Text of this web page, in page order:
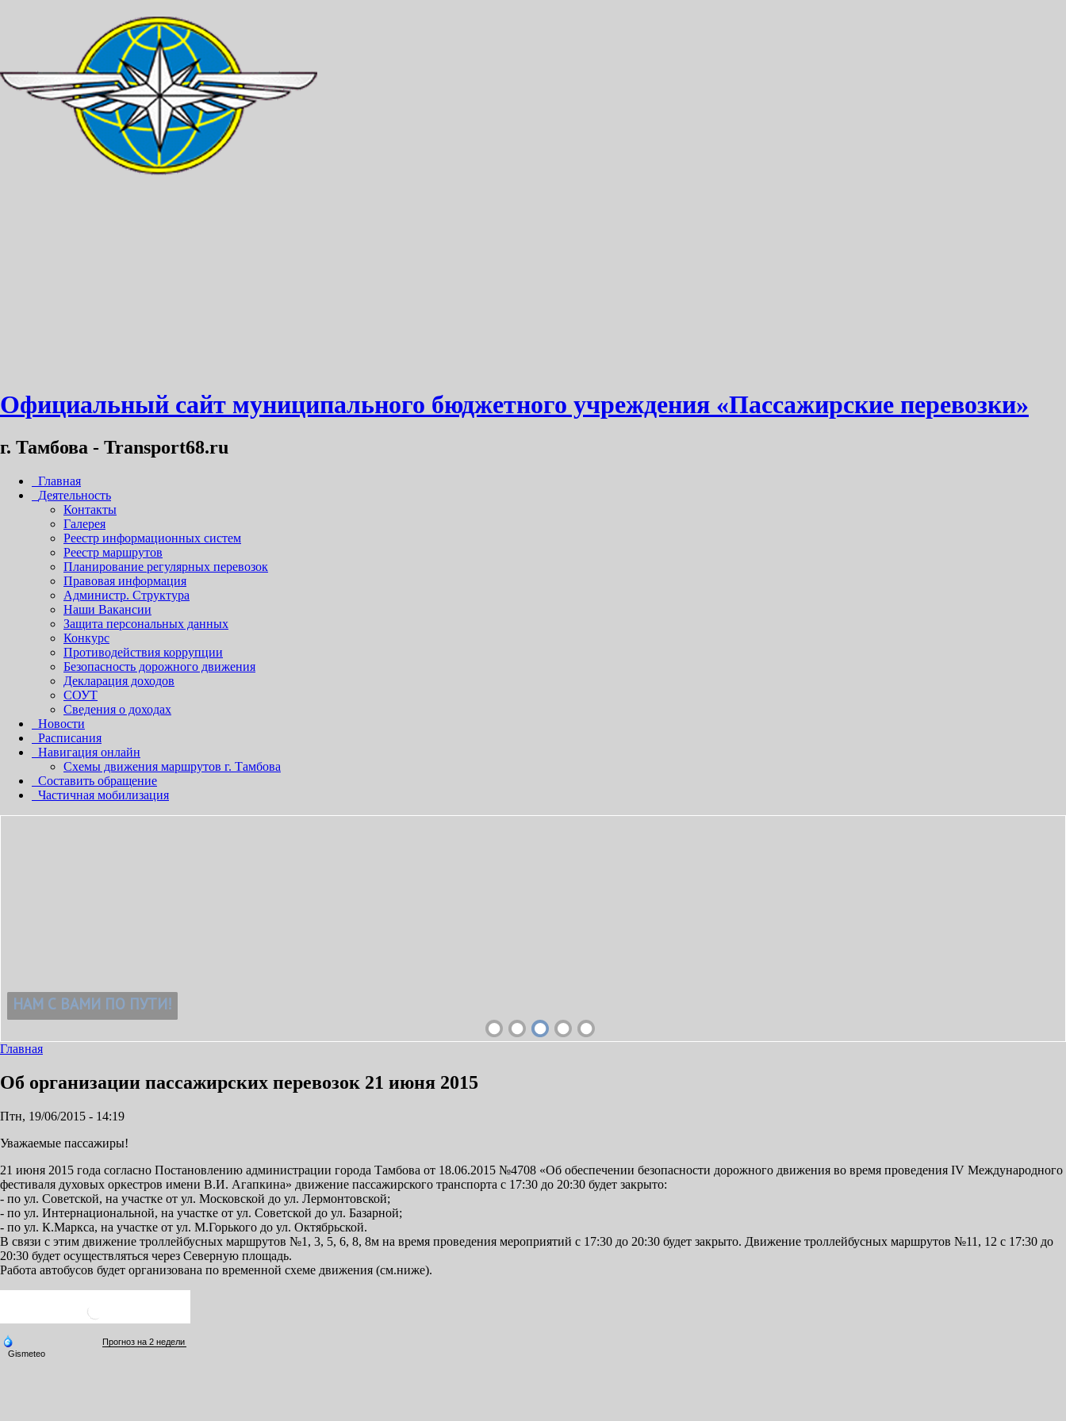
Официальный сайт муниципального бюджетного учреждения «Пассажирские перевозки»
г. Тамбова - Transport68.ru
Главная
Деятельность
Контакты
Галерея
Реестр информационных систем
Реестр маршрутов
Планирование регулярных перевозок
Правовая информация
Администр. Структура
Наши Вакансии
Защита персональных данных
Конкурс
Противодействия коррупции
Безопасность дорожного движения
Декларация доходов
СОУТ
Сведения о доходах
Новости
Расписания
Навигация онлайн
Схемы движения маршрутов г. Тамбова
Составить обращение
Частичная мобилизация
Главная
Об организации пассажирских перевозок 21 июня 2015
Птн, 19/06/2015 - 14:19
Уважаемые пассажиры!
21 июня 2015 года согласно Постановлению администрации города Тамбова от 18.06.2015 №4708 «Об обеспечении безопасности дорожного движения во время проведения IV Международного
фестиваля духовых оркестров имени В.И. Агапкина» движение пассажирского транспорта с 17:30 до 20:30 будет закрыто:
- по ул. Советской, на участке от ул. Московской до ул. Лермонтовской;
- по ул. Интернациональной, на участке от ул. Советской до ул. Базарной;
- по ул. К.Маркса, на участке от ул. М.Горького до ул. Октябрьской.
В связи с этим движение троллейбусных маршрутов №1, 3, 5, 6, 8, 8м на время проведения мероприятий с 17:30 до 20:30 будет закрыто. Движение троллейбусных маршрутов №11, 12 с 17:30 до
20:30 будет осуществляться через Северную площадь.
Работа автобусов будет организована по временной схеме движения (см.ниже).